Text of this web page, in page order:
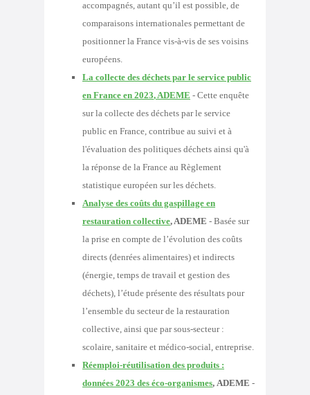
accompagnés, autant qu’il est possible, de
comparaisons internationales permettant de
positionner la France vis-à-vis de ses voisins
européens.
La collecte des déchets par le service public
en France en 2023, ADEME - Cette enquête
sur la collecte des déchets par le service
public en France, contribue au suivi et à
l'évaluation des politiques déchets ainsi qu'à
la réponse de la France au Règlement
statistique européen sur les déchets.
Analyse des coûts du gaspillage en
restauration collective, ADEME - Basée sur
la prise en compte de l’évolution des coûts
directs (denrées alimentaires) et indirects
(énergie, temps de travail et gestion des
déchets), l’étude présente des résultats pour
l’ensemble du secteur de la restauration
collective, ainsi que par sous-secteur :
scolaire, sanitaire et médico-social, entreprise.
Réemploi-réutilisation des produits :
données 2023 des éco-organismes, ADEME -